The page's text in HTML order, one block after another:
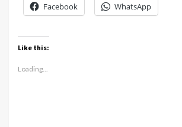
Facebook WhatsApp
Like this:
Loading...